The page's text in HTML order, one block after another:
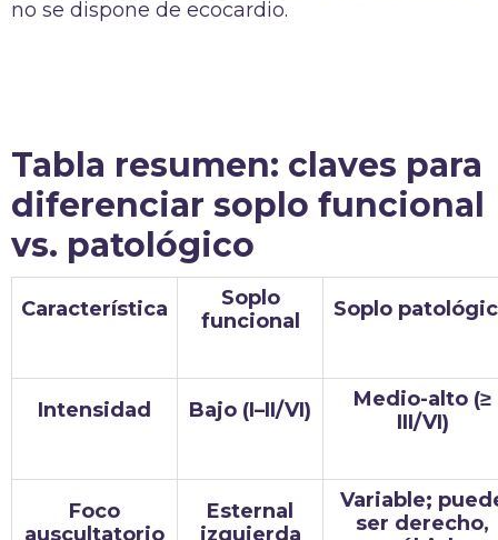
no se dispone de ecocardio.
Tabla resumen: claves para
diferenciar soplo funcional
vs. patológico
Característica
Soplo
funcional
Soplo
Intensidad Bajo (I–II/VI)
Medio-alto (≥
III/VI)
Foco
auscultatorio
Esternal
izquierda
Variable;
ser derecho,